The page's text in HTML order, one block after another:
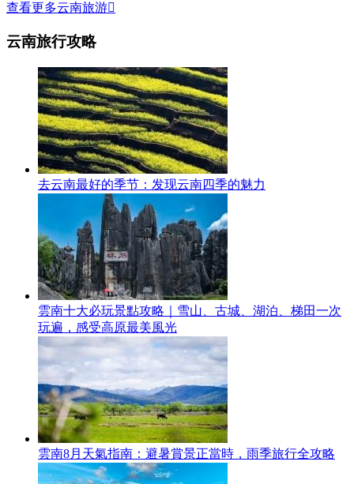
查看更多云南旅游
云南旅行攻略
去云南最好的季节：发现云南四季的魅力
雲南十大必玩景點攻略｜雪山、古城、湖泊、梯田一次
玩遍，感受高原最美風光
雲南8月天氣指南：避暑賞景正當時，雨季旅行全攻略